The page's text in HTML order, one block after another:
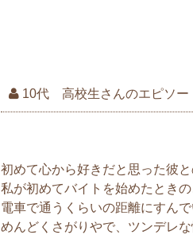
離
る
こ
10代 高校生さんのエピソー
初めて心から好きだと思った彼と
私が初めてバイトを始めたとき
電車で通うくらいの距離にすん
めんどくさがりやで、ツンデレ